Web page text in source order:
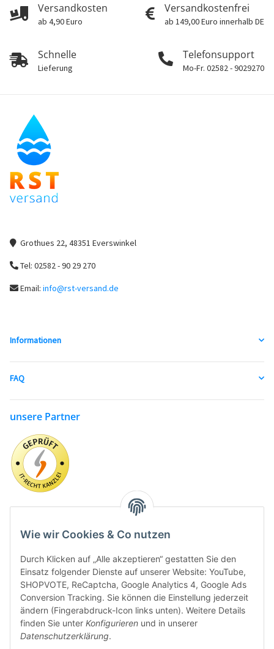
Wie wir Cookies & Co nutzen
Durch Klicken auf „Alle akzeptieren“ gestatten Sie den
Einsatz folgender Dienste auf unserer Website: YouTube,
SHOPVOTE, ReCaptcha, Google Analytics 4, Google Ads
Conversion Tracking. Sie können die Einstellung jederzeit
ändern (Fingerabdruck-Icon links unten). Weitere Details
finden Sie unter Konfigurieren und in unserer
Datenschutzerklärung.
Versandkosten
ab 4,90 Euro
Versandkostenfrei
ab 149,00 Euro innerhalb DE
Schnelle
Lieferung
Telefonsupport
Mo-Fr. 02582 - 9029270
Grothues 22, 48351 Everswinkel
Tel: 02582 - 90 29 270
Email: info@rst-versand.de
Informationen
FAQ
unsere Partner